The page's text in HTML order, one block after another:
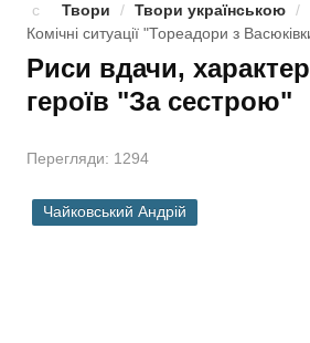
Твори англійською
Твори / Твори українською /
Комічні ситуації "Тореадори з
Риси вдачи,
героїв "За сестрою"
Перегляди: 1294
Чайковський Андрій